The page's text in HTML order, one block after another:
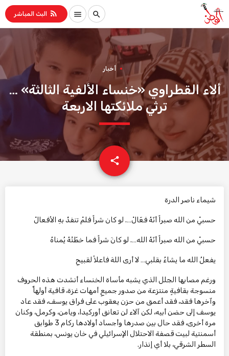
search
menu
rss_feed البث المباشر
أخبار
ألاء القطراوي «خنساء الألفية الثالثة» …
ترثي ملائكتها الاربعة
share
email
شيماء ناصر الدرة
حسبيْ من الله صبراً أنّهُ فعّالْ…. لو كان شراً فلمْ تنفذْ بهِ الأفعالْ
حسبيْ من الله صبراً أنّهُ الله…. لو كانَ شراً فما خطّتْهُ يُمناهُ
يفعلُ الله ما يشاءُ بقلبي… لا أرى اللهَ فاعلاً لقبيحِ
ورغم مصابها الجلل الذي يشبه مأساة الخنساء أنشدت هذه الحروف
منسوجة بقافيةٍ منتزعة من صدور جميعِ أمهات غزة، قافية أولهاٌ
وآخرها فقد، فقد أعمق من حزن يعقوب على فراق يوسف، فقد عاد
يوسف إلى حضن أبيه، لكن آلاء لن تعانق أوركيدا، ويامن، وكرمل، وكنان
مرة أخرى، فقد حال بين صدرها وأجساد أولادها ركام 3 طوابق
أسمنتية لبيت قصفة الاحتلال الإسرائيلي في خان يونس، بمنطقة
السطر الشرقي، بلا أي إنذار.